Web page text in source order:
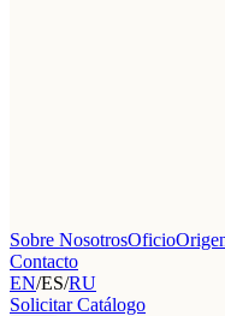
Sobre NosotrosOficio
Contacto
EN/ES/RU
Solicitar Catálogo